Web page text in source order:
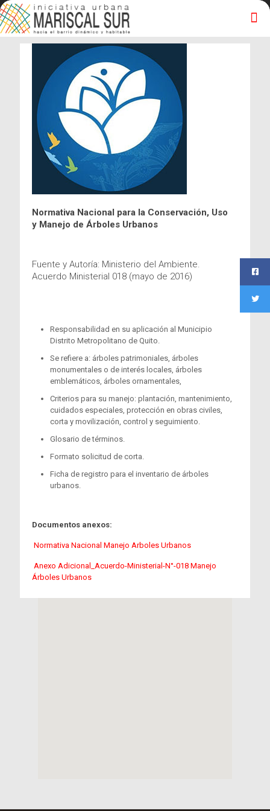
Normativa Nacional para la Conservación, Uso
y Manejo de Árboles Urbanos
Fuente y Autoría: Ministerio del Ambiente.
Acuerdo Ministerial 018 (mayo de 2016)
Responsabilidad en su aplicación al Municipio
Distrito Metropolitano de Quito.
Se refiere a: árboles patrimoniales, árboles
monumentales o de interés locales, árboles
emblemáticos, árboles ornamentales,
Criterios para su manejo: plantación, mantenimiento,
cuidados especiales, protección en obras civiles,
corta y movilización, control y seguimiento.
Glosario de términos.
Formato solicitud de corta.
Ficha de registro para el inventario de árboles
urbanos.
Documentos anexos:
Normativa Nacional Manejo Arboles Urbanos
Anexo Adicional_Acuerdo-Ministerial-N°-018 Manejo
Árboles Urbanos